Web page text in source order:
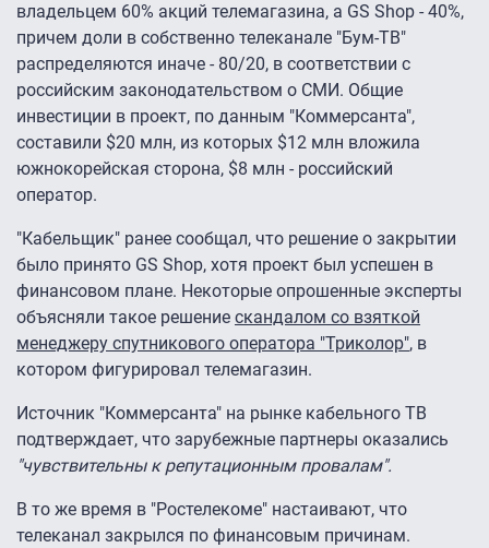
владельцем 60% акций телемагазина, а GS Shop - 40%,
причем доли в собственно телеканале "Бум-ТВ"
распределяются иначе - 80/20, в соответствии с
российским законодательством о СМИ. Общие
инвестиции в проект, по данным "Коммерсанта",
составили $20 млн, из которых $12 млн вложила
южнокорейская сторона, $8 млн - российский
оператор.
"Кабельщик" ранее сообщал, что решение о закрытии
было принято GS Shop, хотя проект был успешен в
финансовом плане. Некоторые опрошенные эксперты
объясняли такое решение скандалом со взяткой
менеджеру спутникового оператора "Триколор", в
котором фигурировал телемагазин.
Источник "Коммерсанта" на рынке кабельного ТВ
подтверждает, что зарубежные партнеры оказались
"чувствительны к репутационным провалам".
В то же время в "Ростелекоме" настаивают, что
телеканал закрылся по финансовым причинам.